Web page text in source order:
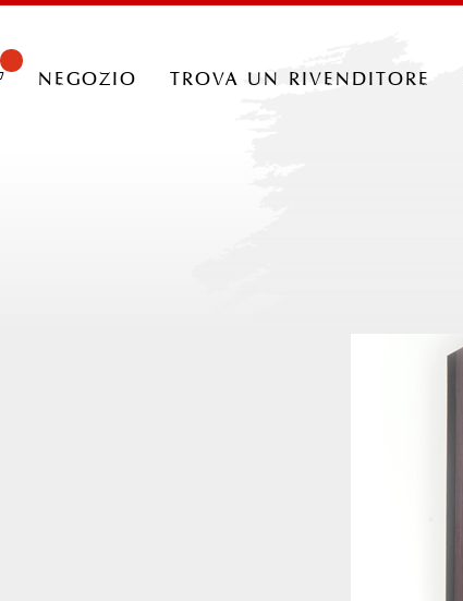
negozio trova un rivenditore